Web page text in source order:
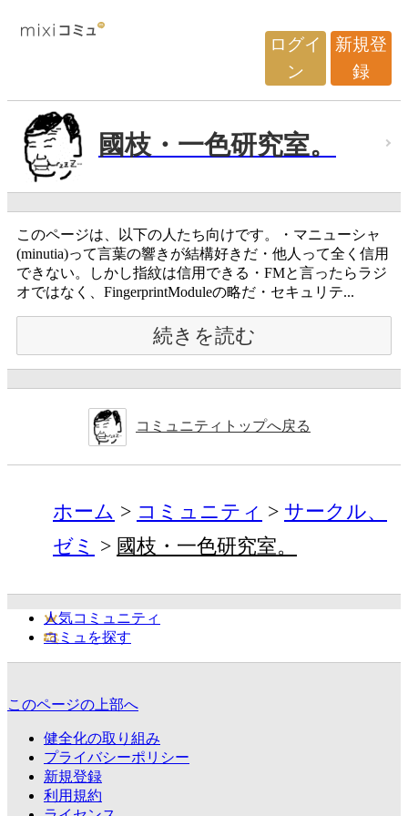
ログイ
ン
新規登
録
國枝・一色研究室。
このページは、以下の人たち向けです。・マニューシャ
(minutia)って言葉の響きが結構好きだ・他人って全く信用
できない。しかし指紋は信用できる・FMと言ったらラジ
オではなく、FingerprintModuleの略だ・セキュリテ...
続きを読む
コミュニティトップへ戻る
ホーム コミュニティ
サークル、
ゼミ
國枝・一色研究室。
人気コミュニティ
コミュを探す
このページの上部へ
健全化の取り組み
プライバシーポリシー
新規登録
利用規約